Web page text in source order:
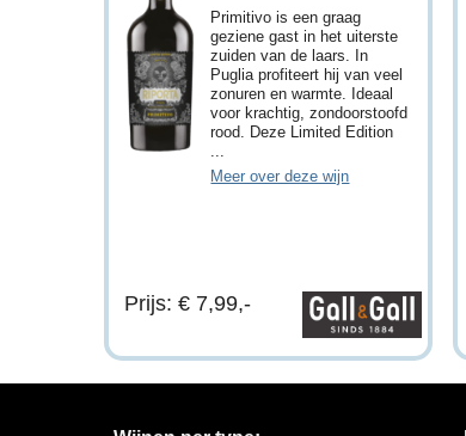
Primitivo is een graag
geziene gast in het uiterste
zuiden van de laars. In
Puglia profiteert hij van veel
zonuren en warmte. Ideaal
voor krachtig, zondoorstoofd
rood. Deze Limited Edition
...
Meer over deze wijn
Prijs: € 7,99,-